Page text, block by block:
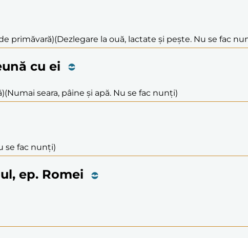
primăvară)(Dezlegare la ouă, lactate și pește. Nu se fac
cu ei
(Numai seara, pâine și apă. Nu se fac nunți)
se fac nunți)
ep. Romei